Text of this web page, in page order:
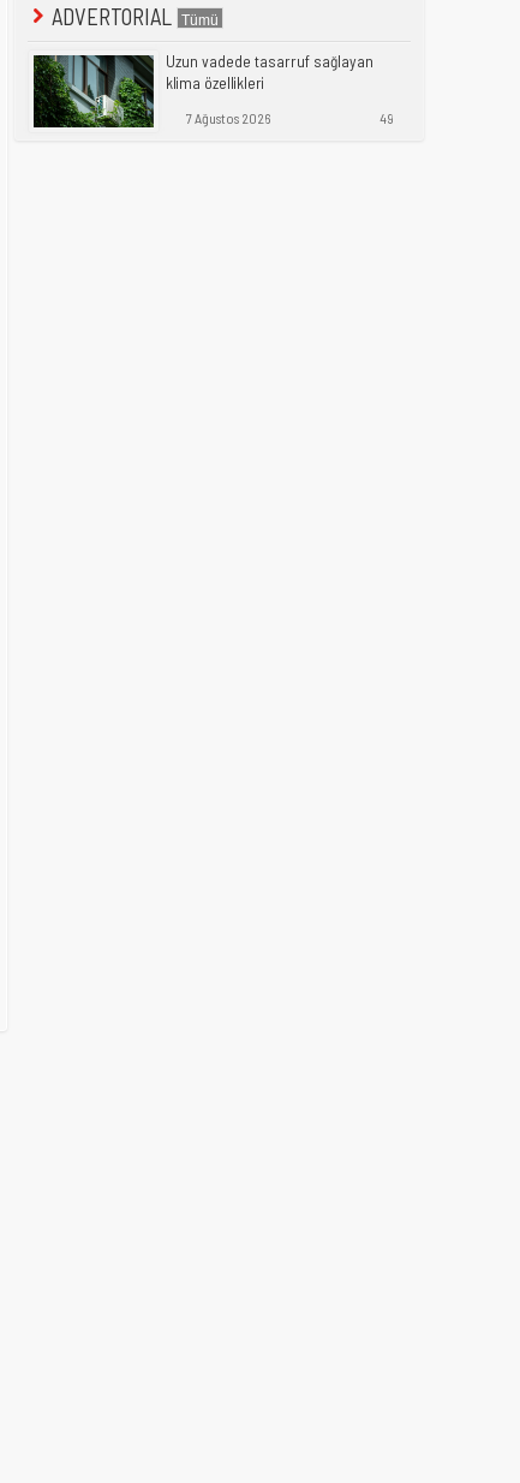
ADVERTORIAL
Uzun vadede tasarruf sağlayan
klima özellikleri
7 Ağustos 2026 49